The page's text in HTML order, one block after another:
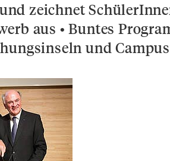
zeichnet
aus • Buntes
und